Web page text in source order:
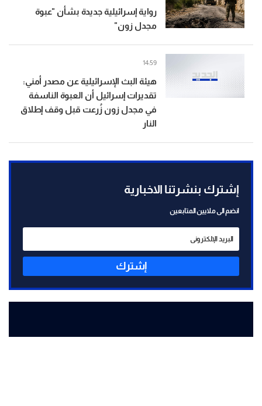
رواية إسرائيلية جديدة بشأن "عبوة
مجدل زون"
هيئة البث الإسرائيلية عن مصدر أمني:
تقديرات إسرائيل أن العبوة الناسفة
في مجدل زون زُرعت قبل وقف إطلاق
النار
14:59
إشترك بنشرتنا الاخبارية
انضم الى ملايين المتابعين
إشترك